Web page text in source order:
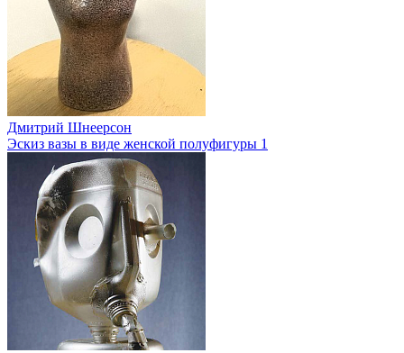
Дмитрий Шнеерсон
Эскиз вазы в виде женской полуфигуры 1